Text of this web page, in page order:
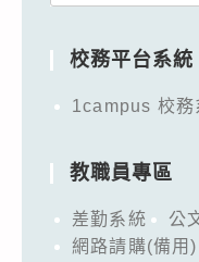
校務平台系統
1campus 校務
教職員專區
差勤系統 公
網路請購(備用)